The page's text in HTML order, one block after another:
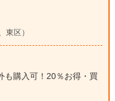
東区）
も購入可！20％お得・買